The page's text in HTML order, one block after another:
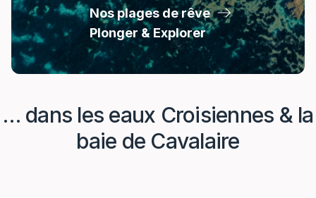
Nos plages de rêve
Plonger & Explorer
… dans les eaux Croisiennes & la
baie de Cavalaire